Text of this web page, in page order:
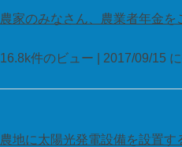
農家のみなさん、農業者年金を
16.8k件のビュー 2017/09/15
農地に太陽光発電設備を設置す